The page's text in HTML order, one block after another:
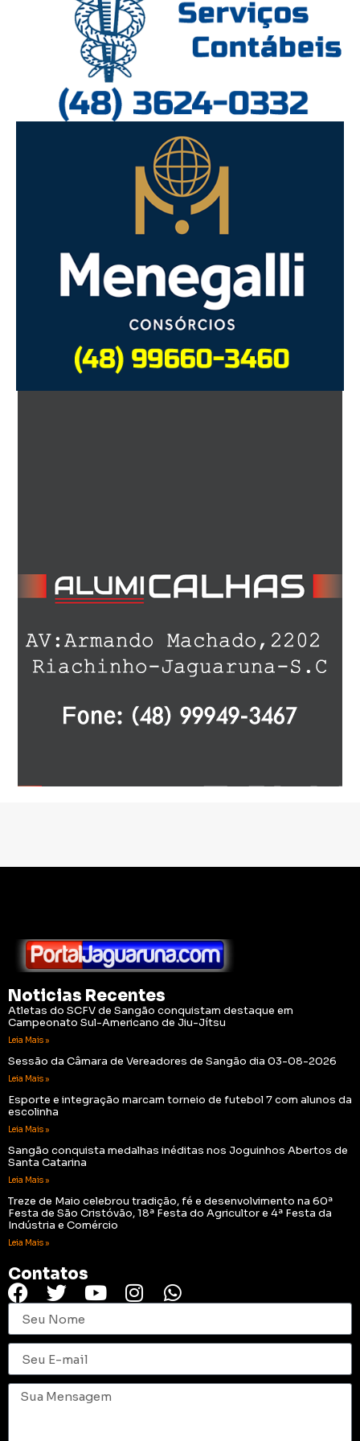
Noticias Recentes
Atletas do SCFV de Sangão conquistam destaque em
Campeonato Sul-Americano de Jiu-Jítsu
Leia Mais »
Sessão da Câmara de Vereadores de Sangão dia 03-08-2026
Leia Mais »
Esporte e integração marcam torneio de futebol 7 com alunos da
escolinha
Leia Mais »
Sangão conquista medalhas inéditas nos Joguinhos Abertos de
Santa Catarina
Leia Mais »
Treze de Maio celebrou tradição, fé e desenvolvimento na 60ª
Festa de São Cristóvão, 18ª Festa do Agricultor e 4ª Festa da
Indústria e Comércio
Leia Mais »
Contatos